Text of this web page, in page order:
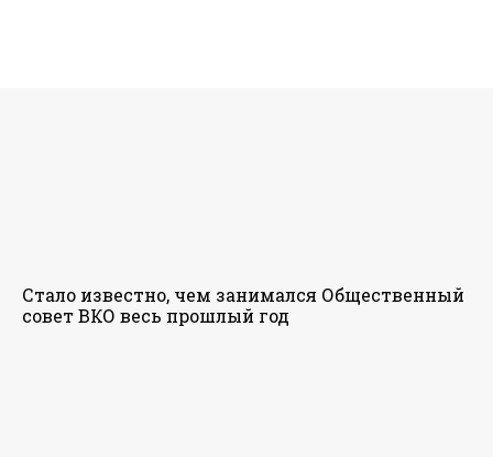
Стало известно, чем занимался Общественный
совет ВКО весь прошлый год